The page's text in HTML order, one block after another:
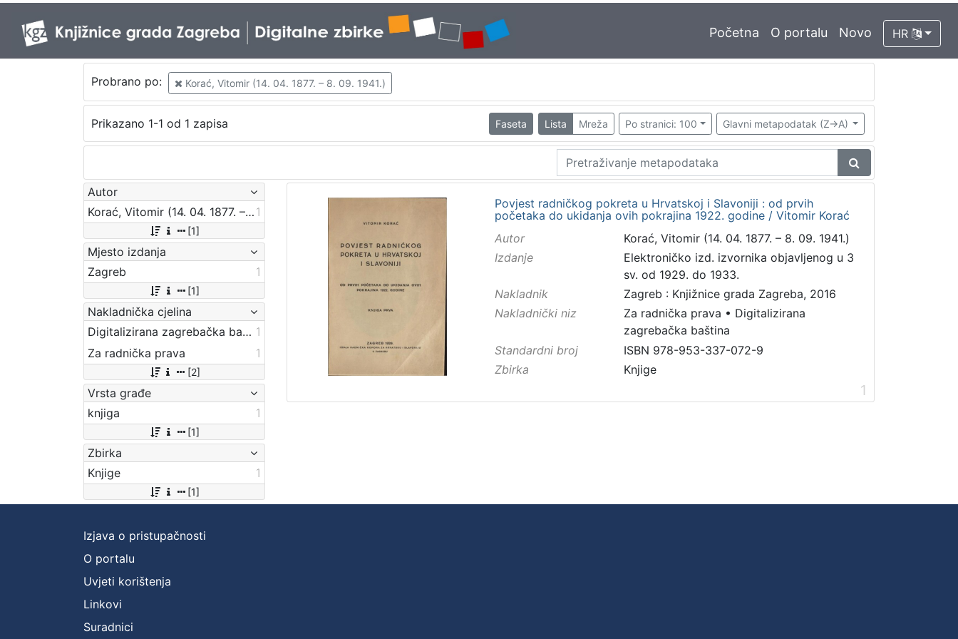
Početna O portalu Novo HR
Probrano po: Korać, Vitomir (14. 04. 1877. – 8. 09. 1941.)
Prikazano 1-1 od 1 zapisa Faseta Lista Mreža Po stranici: 100 Glavni metapodatak (Z->A)
Autor
Korać, Vitomir (14. 04. 1877. – 8. 09. 1941.) 1
[1]
Mjesto izdanja
Zagreb
1
[1]
Nakladnička cjelina
Digitalizirana zagrebačka baština 1
Za radnička prava
1
[2]
Vrsta građe
knjiga
1
[1]
Zbirka
Knjige
1
[1]
Povjest radničkog pokreta u Hrvatskoj i Slavoniji : od prvih
početaka do ukidanja ovih pokrajina 1922. godine / Vitomir Korać
Autor
Korać, Vitomir (14. 04. 1877. – 8. 09. 1941.)
Izdanje
Elektroničko izd. izvornika objavljenog u 3
sv. od 1929. do 1933.
Nakladnik
Zagreb : Knjižnice grada Zagreba, 2016
Nakladnički niz
Za radnička prava • Digitalizirana
zagrebačka baština
Standardni broj
ISBN 978-953-337-072-9
Zbirka
Knjige
1
Izjava o pristupačnosti
O portalu
Uvjeti korištenja
Linkovi
Suradnici